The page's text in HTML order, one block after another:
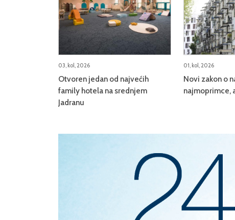
03, kol, 2026
Otvoren jedan od najvećih
family hotela na srednjem
Jadranu
01, kol, 2026
Novi zakon o
najmoprimce,